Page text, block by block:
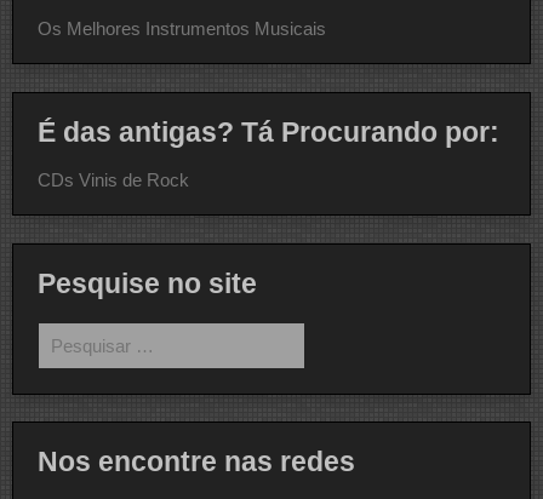
Os Melhores Instrumentos Musicais
É das antigas? Tá Procurando por:
CDs Vinis de Rock
Pesquise no site
por:
Nos encontre nas redes